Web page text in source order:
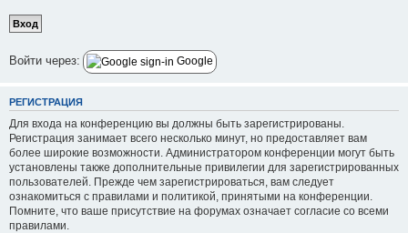
Войти через: Google
РЕГИСТРАЦИЯ
Для входа на конференцию вы должны быть зарегистрированы.
Регистрация занимает всего несколько минут, но предоставляет вам
более широкие возможности. Администратором конференции могут быть
установлены также дополнительные привилегии для зарегистрированных
пользователей. Прежде чем зарегистрироваться, вам следует
ознакомиться с правилами и политикой, принятыми на конференции.
Помните, что ваше присутствие на форумах означает согласие со всеми
правилами.